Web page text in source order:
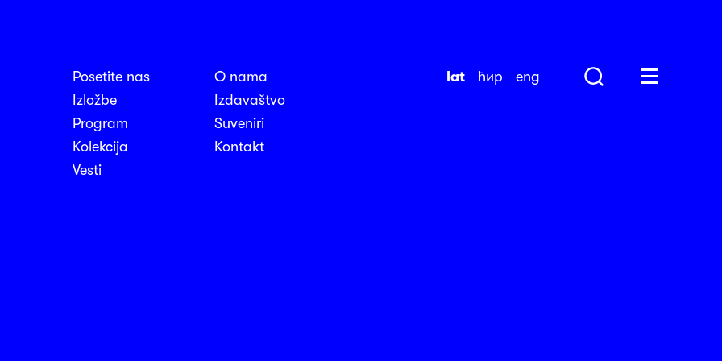
Posetite nas
Izložbe
Program
Kolekcija
Vesti
O nama
Izdavaštvo
Suveniri
Kontakt
lat ћир eng Search